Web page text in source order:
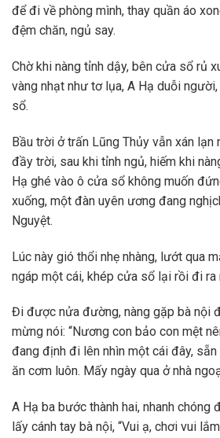
để đi về phòng mình, thay quần áo
đệm chăn, ngủ say.
Chờ khi nàng tỉnh dậy, bên cửa sổ rủ
vàng nhạt như tơ lụa, A Hạ duỗi
sổ.
Bầu trời ở trấn Lũng Thủy vẫn xán lạn
đầy trời, sau khi tỉnh ngủ, hiếm khi
Hạ ghé vào ô cửa sổ không muốn
xuống, một đàn uyên ương đang
Nguyệt.
Lúc này gió thổi nhẹ nhàng, lướt qua
ngáp một cái, khép cửa sổ lại rồi đi ra
Đi được nửa đường, nàng gặp bà nội
mừng nói: “Nương con bảo con mệt
đang định đi lên nhìn một cái đây,
ăn cơm luôn. Mấy ngày qua ở nhà
A Hạ ba bước thành hai, nhanh chóng
lấy cánh tay bà nội, “Vui ạ, chơi vui